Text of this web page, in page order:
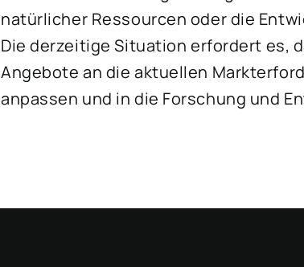
natürlicher Ressourcen oder die
Die derzeitige Situation erfordert es,
Angebote an die aktuellen
anpassen und in die Forschung und